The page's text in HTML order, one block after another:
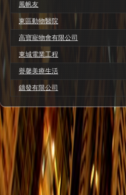
風帆友
東區動物醫院
高寶寵物會有限公司
東城電業工程
譽馨美療生活
鏸發有限公司